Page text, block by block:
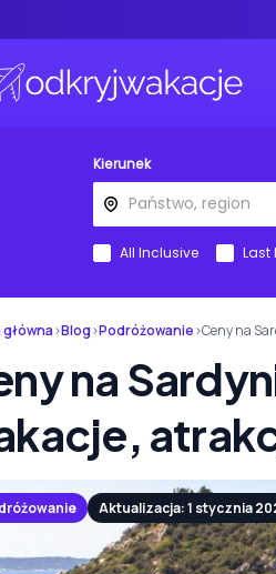
Kierunek
All Inclusive Last
›Blog›Podróżowanie›Ceny na
na
Aktualizacja: 1 stycznia